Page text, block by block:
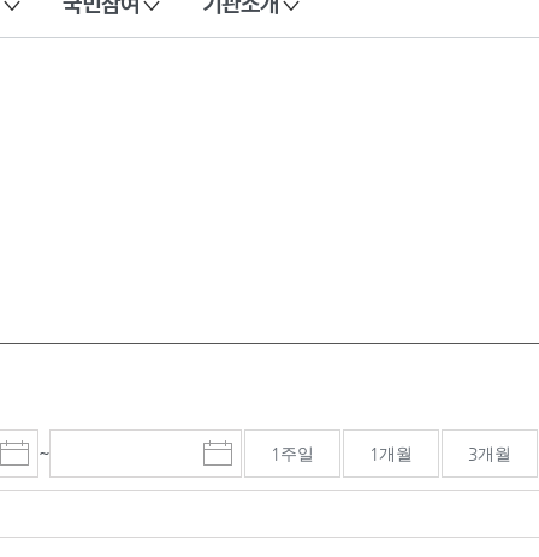
시
~
종
료
1주일 1개월 3개월